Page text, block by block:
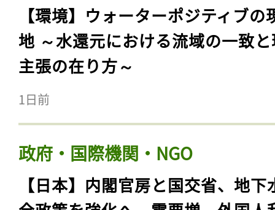
【環境】ウォーターポジティブの
地 ～水還元における流域の一致
主張の在り方～
1日前
政府・国際機関・NGO
【日本】内閣官房と国交省、地下